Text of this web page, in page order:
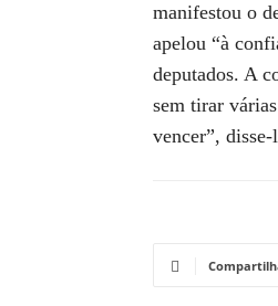
manifestou o
apelou “à
deputados. A
sem tirar
vencer”,